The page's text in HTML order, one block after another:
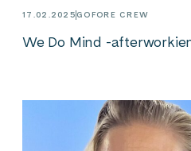
17.02.2025 GOFORE CREW
We Do Mind -